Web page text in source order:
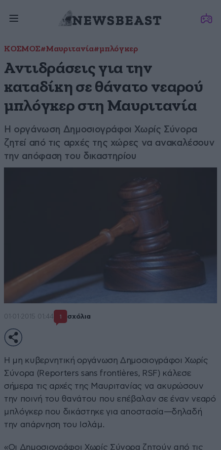
ΚΟΣΜΟΣ#Μαυριτανία#μπλόγκερ
Αντιδράσεις για την
καταδίκη σε θάνατο νεαρού
μπλόγκερ στη Μαυριτανία
Η οργάνωση Δημοσιογράφοι Χωρίς Σύνορα
ζητεί από τις αρχές της χώρες να ανακαλέσουν
την απόφαση του δικαστηρίου
01·01·2015 01:44 1 σχόλια
Η μη κυβερνητική οργάνωση Δημοσιογράφοι Χωρίς
Σύνορα (Reporters sans frontières, RSF) κάλεσε
σήμερα τις αρχές της Μαυριτανίας να ακυρώσουν
την ποινή του θανάτου που επέβαλαν σε έναν νεαρό
μπλόγκερ που δικάστηκε για αποστασία—δηλαδή
την απάρνηση του Ισλάμ.
«Οι Δημοσιογράφοι Χωρίς Σύνορα ζητούν από τις